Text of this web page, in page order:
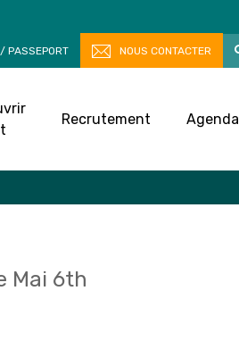
PASSEPORT NOUS CONTACTER
Recrutement Agenda
Mai 6th